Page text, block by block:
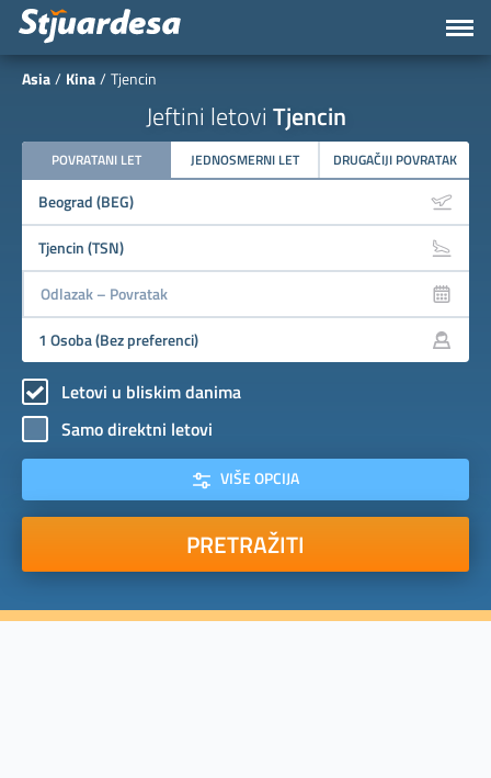
Asia Kina Tjencin
Jeftini letovi Tjencin
POVRATANI LET JEDNOSMERNI LET DRUGAČIJI POVRATAK
Letovi u bliskim danima
Samo direktni letovi
VIŠE OPCIJA
PRETRAŽITI